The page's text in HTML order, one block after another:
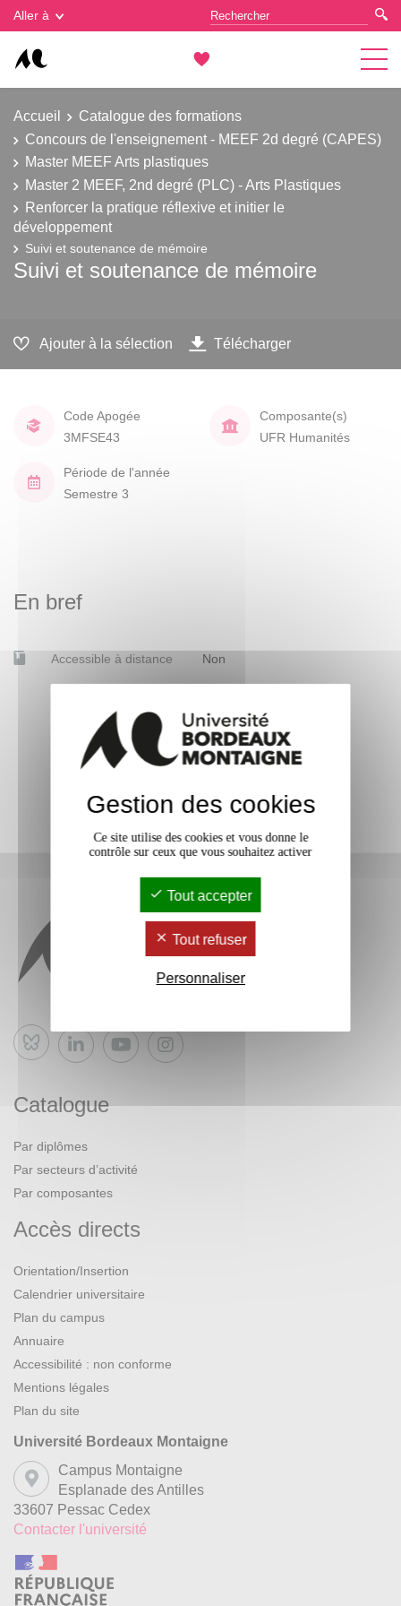
Aller à
Accueil
Catalogue des formations
Concours de l'enseignement - MEEF 2d degré (CAPES)
Master MEEF Arts plastiques
Master 2 MEEF, 2nd degré (PLC) - Arts Plastiques
Renforcer la pratique réflexive et initier le
développement
Suivi et soutenance de mémoire
Suivi et soutenance de mémoire
Ajouter à la sélection Télécharger
Code Apogée
3MFSE43
Composante(s)
UFR Humanités
Période de l'année
Semestre 3
En bref
Accessible à distance Non
Bluesky
Catalogue
Par diplômes
Par secteurs d’activité
Par composantes
Accès directs
Orientation/Insertion
Calendrier universitaire
Plan du campus
Annuaire
Accessibilité : non conforme
Mentions légales
Plan du site
Université Bordeaux Montaigne
Campus Montaigne
Esplanade des Antilles
33607 Pessac Cedex
Contacter l'université
Gestion des cookies
Gestion des cookies
Ce site utilise des cookies et vous donne le
contrôle sur ceux que vous souhaitez activer
Tout accepter
Tout refuser
Personnaliser